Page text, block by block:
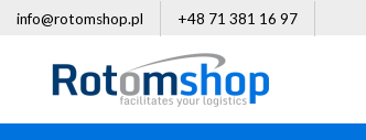
info@rotomshop.pl +48 71 381 16 97